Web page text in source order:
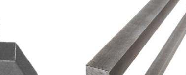
Varianten
auf.
Die
Optionen
können
auf